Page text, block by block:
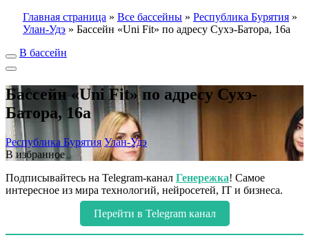
Главная страница » Все бассейны » Республика Бурятия »
Улан-Удэ » Бассейн «Uni Fit» по адресу Сухэ-Батора, 16а
В бассейн
Бассейн «Uni Fit» по адресу Сухэ-
Батора, 16а
Республика Бурятия Улан-Удэ
В избранное
Подписывайтесь на Telegram-канал Генережка! Самое
интересное из мира технологий, нейросетей, IT и бизнеса.
Перейти в Telegram канал